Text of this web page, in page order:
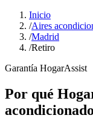
Inicio
/Aires
/Madrid
/Retiro
Garantía HogarAssist
Por qué